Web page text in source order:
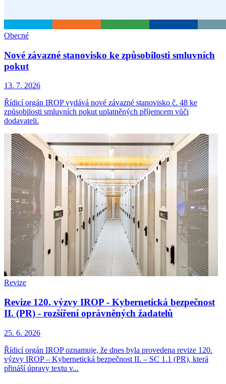
Obecné
Nové závazné stanovisko ke způsobilosti smluvních
pokut
13. 7. 2026
Řídicí orgán IROP vydává nové závazné stanovisko č. 48 ke
způsobilosti smluvních pokut uplatněných příjemcem vůči
dodavateli.
Revize
Revize 120. výzvy IROP - Kybernetická bezpečnost
II. (PR) - rozšíření oprávněných žadatelů
25. 6. 2026
Řídicí orgán IROP oznamuje, že dnes byla provedena revize 120.
výzvy IROP – Kybernetická bezpečnost II. – SC 1.1 (PR), která
přináší úpravy textu v...